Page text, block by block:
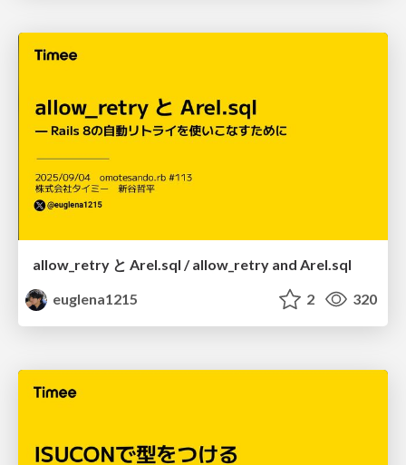
allow_retry と Arel.sql / allow_retry and Arel.sql
euglena1215
2 320